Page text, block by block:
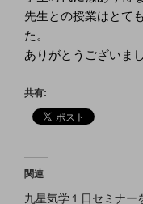
先生との授業はとて
た。
ありがとうございまし
共有:
関連
九星気学１日セミナー